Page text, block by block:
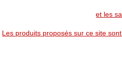
et les
Les produits proposés sur ce site